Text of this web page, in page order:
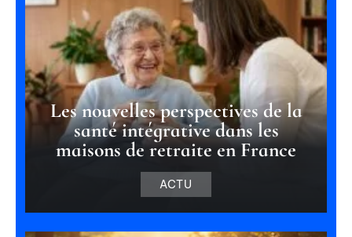
Les nouvelles perspectives de la
santé intégrative dans les
maisons de retraite en France
ACTU